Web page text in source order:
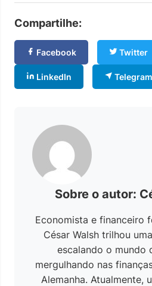
Compartilhe:
Facebook Twitter
LinkedIn Telegram
Sobre o autor:
Economista e financeiro
César Walsh trilhou
escalando o mundo
mergulhando nas
Alemanha. Atualmente,